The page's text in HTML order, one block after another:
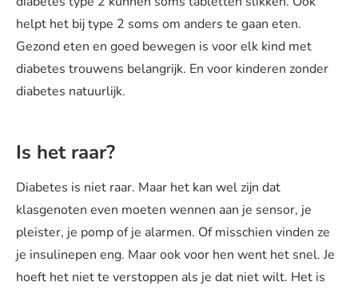
helpt het bij type 2 soms om anders te gaan eten.
Gezond eten en goed bewegen is voor elk kind met
diabetes trouwens belangrijk. En voor kinderen zonder
diabetes natuurlijk.
Is het raar?
Diabetes is niet raar. Maar het kan wel zijn dat
klasgenoten even moeten wennen aan je sensor, je
pleister, je pomp of je alarmen. Of misschien vinden ze
je insulinepen eng. Maar ook voor hen went het snel. Je
hoeft het niet te verstoppen als je dat niet wilt. Het is